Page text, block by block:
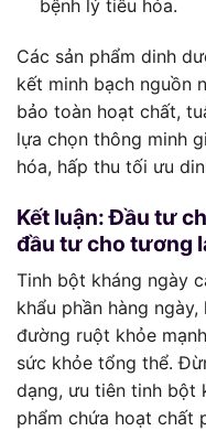
bệnh lý tiêu hóa.
Các sản phẩm dinh
kết minh bạch nguồn
bảo toàn hoạt chất,
lựa chọn thông minh
hóa, hấp thu tối ưu
Kết luận: Đầu tư
đầu tư cho tương
Tinh bột kháng ngày
khẩu phần hàng
đường ruột khỏe
sức khỏe tổng thể.
dạng, ưu tiên tinh bột
phẩm chứa hoạt chất